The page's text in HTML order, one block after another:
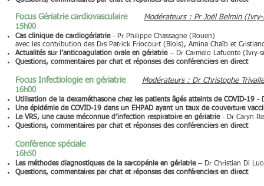
Focus Gériatrie cardiovasculaire
Modérateurs : Pr Joël Belmin
15h00
Cas clinique de cardiogériatrie - Pr Philippe Chassagne (Rouen)
avec les contribution des Drs Patrick Friocourt (Blois), Amina Chaïb et
Actualités sur l’anticoagulation orale en gériatrie– Dr Carmelo Lafuente (Ivry-
Questions, commentaires par chat et réponses des conférenciers en direct
Focus Infectiologie en gériatrie
Modérateurs : Dr Christophe
16h00
Utilisation de la dexaméthasone chez les patients âgés atteints de COVID-19 -
Une épidémie de COVID-19 dans un EHPAD ayant un taux de couverture
Le VRS, une cause méconnue d’infection respiratoire en gériatrie- Dr Caryn
Questions, commentaires par chat et réponses des conférenciers en direct
Conférence spéciale
16h50
Les méthodes diagnostiques de la sarcopénie en gériatrie– Dr Christian Di
Questions, commentaires par chat et réponses des conférenciers en direct